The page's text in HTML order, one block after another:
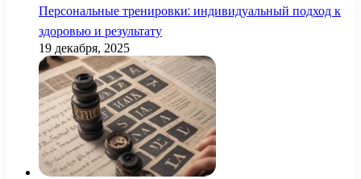
Персональные тренировки: индивидуальный подход к
здоровью и результату
19 декабря, 2025